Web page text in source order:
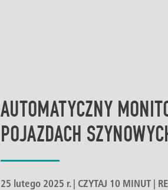
AUTOMATYCZNY
POJAZDACH
25 lutego 2025 r. | CZYTAJ 10 MINUT |